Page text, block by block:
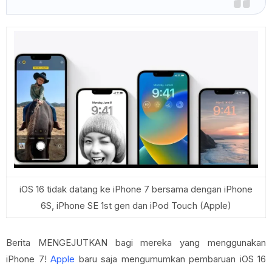
iOS 16 tidak datang ke iPhone 7 bersama dengan iPhone
6S, iPhone SE 1st gen dan iPod Touch (Apple)
Berita MENGEJUTKAN bagi mereka yang menggunakan
iPhone 7! Apple baru saja mengumumkan pembaruan iOS 16